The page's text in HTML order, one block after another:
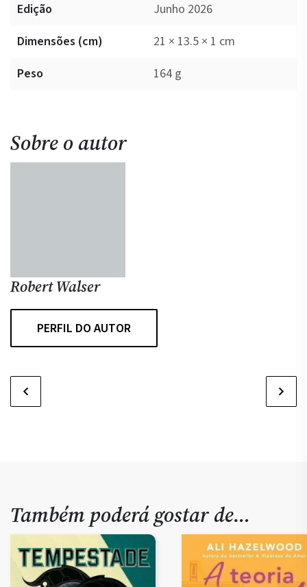
Edição
Junho 2026
Dimensões (cm)
21 × 13.5 × 1 cm
Peso
164 g
Sobre o autor
Robert Walser
PERFIL DO AUTOR
Também poderá gostar de…